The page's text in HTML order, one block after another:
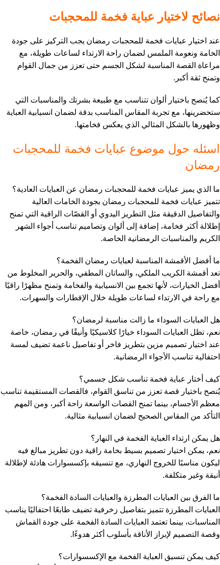
نصائح لاختيار عباية فخمة للمحجبات
عند اختيار عبايات فخمة للمحجبات رمضان يجب التركيز على جودة
الخامة ونعومة الملمس لضمان راحة الارتداء لساعات طويلة، مع
مراعاة القصة المناسبة لشكل الجسم حتى تعزز من جمال القوام
وتمنح ثقة أكبر.
كما يُنصح باختيار ألوان تتناسب مع طبيعة بشرتك والمناسبات التي
ستحضرينها، مع تجربة المقاس المناسب بدقة لضمان انسيابية العباية
وظهورها بالشكل المثالي الذي يعكس فخامتها.
اسئله حول موضوع عبايات فخمة للمحجبات
رمضان
ما الذي يميز عبايات فخمة للمحجبات رمضان عن العبايات العادية؟
تتميز عبايات فخمة للمحجبات رمضان بجودة الخامات العالية
والتفاصيل الدقيقة مثل التطريز اليدوي أو القصّات الراقية التي تمنح
إطلالة أكثر فخامة، إضافة إلى ألوان وتصاميم تناسب أجواء الشهر
الكريم والمناسبات الرمضانية الخاصة.
ما أفضل الأقمشة المناسبة لعبايات رمضان الفخمة؟
تعد أقمشة الكريب الملكي، والساتان المطفي، والحرير المخلوط من
أفضل الخيارات، لأنها تجمع بين الانسيابية والفخامة وتمنح مظهرًا راقيًا
مع راحة في الارتداء لساعات طويلة خلال الإفطارات والسهرات.
هل العبايات السوداء ما زالت مناسبة لرمضان؟
نعم، تظل العبايات السوداء خيارًا كلاسيكيًا وأنيقًا في رمضان، خاصة
عند اختيار تصميم مزين بتطريز فاخر أو تفاصيل ناعمة تضيف لمسة
احتفالية تناسب الأجواء الرمضانية.
كيف أختار عباية فخمة تناسب شكل جسمي؟
يُنصح باختيار قصة تعزز من تناسق القوام، فالقصات المستقيمة تناسب
معظم الأجسام، بينما تمنح القصات الواسعة راحة أكبر، ومن المهم
التأكد من المقاس الصحيح لضمان انسيابية مثالية.
هل يمكن ارتداء العباية الفخمة في النهار؟
نعم، يمكن اختيار تصميم بسيط بخامة راقية دون تطريز مبالغ فيه
ليكون مناسبًا للخروج النهاري، مع تنسيقه بإكسسوارات هادئة لإطلالة
أنيقة وغير متكلفة.
ما الفرق بين العبايات المطرزة والعبايات السادة الفخمة؟
العبايات المطرزة تتميز بتفاصيل زخرفية تضيف طابعًا احتفاليًا يناسب
المناسبات، بينما تعتمد العبايات السادة الفخمة على جودة القماش
وقصة التصميم لإبراز الأناقة بأسلوب أكثر هدوءًا.
كيف يمكن تنسيق العباية الفخمة مع الإكسسوارات؟